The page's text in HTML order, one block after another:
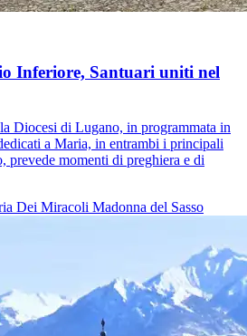
Inferiore, Santuari uniti nel
Diocesi di Lugano, in programmata in
a Maria, in entrambi i principali
prevede momenti di preghiera e di
Dei Miracoli Madonna del Sasso